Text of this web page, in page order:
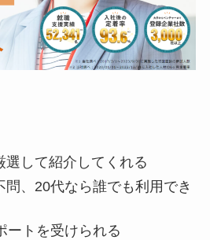
選して紹介してくれる
、20代なら誰でも利用でき
ートを受けられる